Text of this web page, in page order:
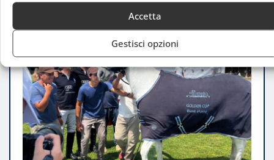
Accetta
Gestisci opzioni